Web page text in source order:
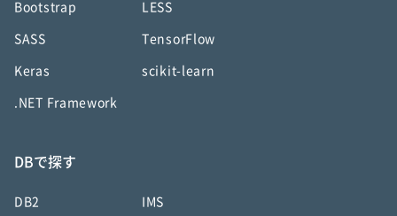
Bootstrap LESS
SASS TensorFlow
Keras scikit-learn
.NET Framework
DBで探す
DB2 IMS